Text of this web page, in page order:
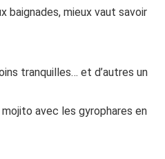
baignades, mieux vaut savoir
tranquilles… et d’autres un
avec les gyrophares en